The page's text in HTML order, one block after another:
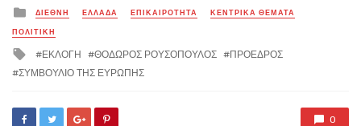
Posted
in
ΔΙΕΘΝΗ ΕΛΛΑΔΑ ΕΠΙΚΑΙΡΟΤΗΤΑ ΚΕΝΤΡΙΚΑ ΘΕΜΑΤΑ
ΠΟΛΙΤΙΚΗ
Tagged
with
ΕΚΛΟΓΗ ΘΟΔΩΡΟΣ ΡΟΥΣΟΠΟΥΛΟΣ
ΠΡΟΕΔΡΟΣ
ΣΥΜΒΟΥΛΙΟ ΤΗΣ ΕΥΡΩΠΗΣ
0